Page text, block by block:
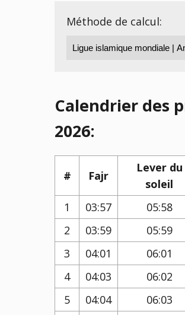
Méthode de calcul:
Calendrier des
2026:
# Fajr
Lever du
soleil
1 03:57 05:58
2
03:59 05:59
3
04:01 06:01
4
04:03 06:02
5
04:04 06:03